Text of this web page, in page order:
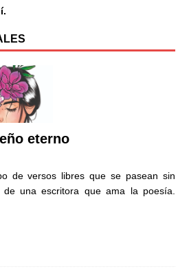
eterno
de versos libres que se pasean sin
una escritora que ama la poesía.